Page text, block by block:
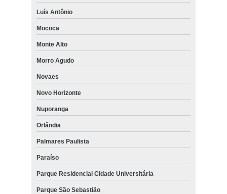
Luís Antônio
Mococa
Monte Alto
Morro Agudo
Novaes
Novo Horizonte
Nuporanga
Orlândia
Palmares Paulista
Paraíso
Parque Residencial Cidade Universitária
Parque São Sebastião